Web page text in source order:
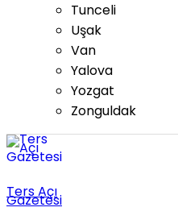
Tunceli
Uşak
Van
Yalova
Yozgat
Zonguldak
Ters Açı
Gazetesi